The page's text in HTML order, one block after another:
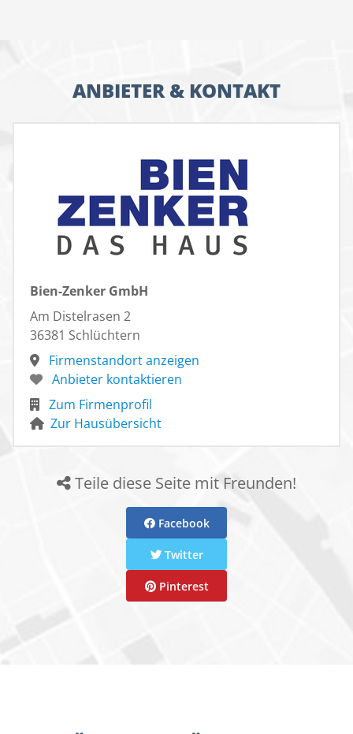
ANBIETER & KONTAKT
Bien-Zenker GmbH
Am Distelrasen 2
36381 Schlüchtern
Firmenstandort anzeigen
Anbieter kontaktieren
Zum Firmenprofil
Zur Hausübersicht
Teile diese Seite mit Freunden!
Facebook
Twitter
Pinterest